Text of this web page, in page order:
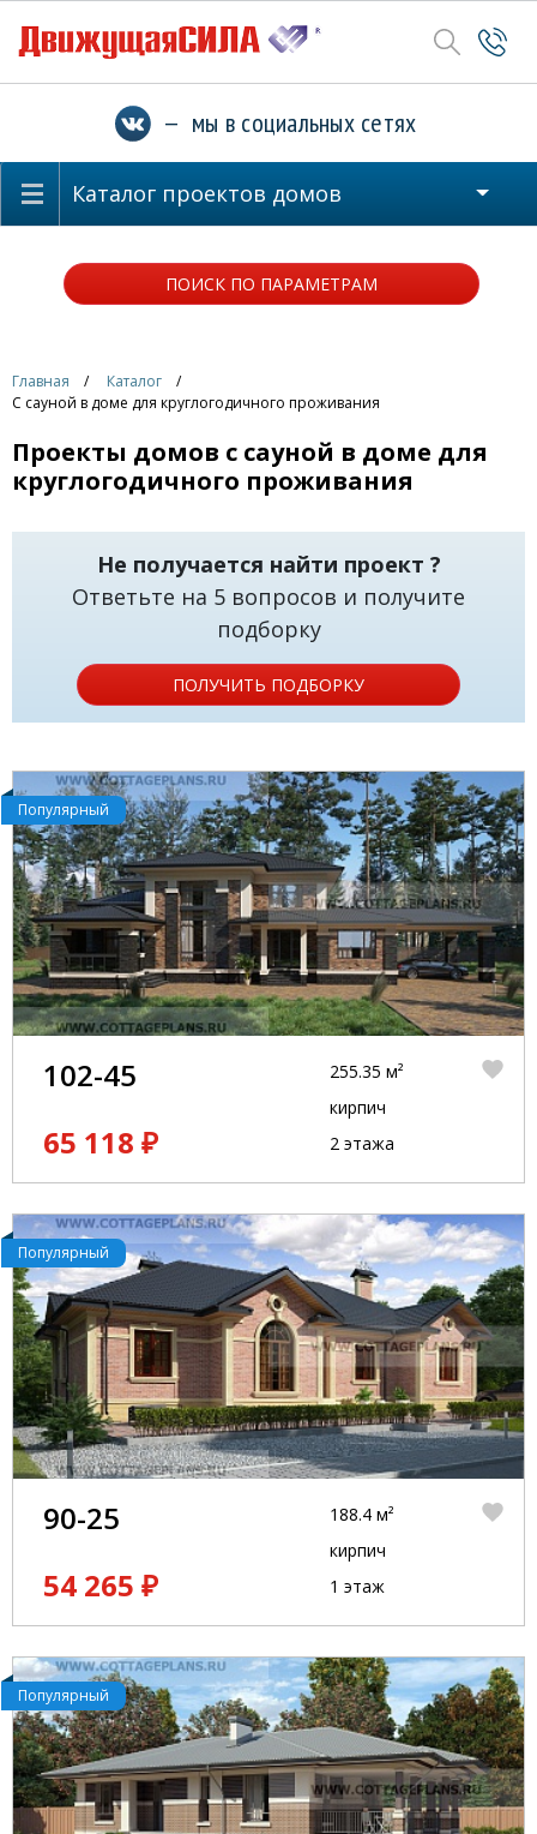
— мы в социальных сетях
Каталог проектов домов
ПОИСК ПО ПАРАМЕТРАМ
Главная
Каталог
С сауной в доме для круглогодичного проживания
Проекты домов с сауной в доме для
круглогодичного проживания
Не получается найти проект ?
Ответьте на 5 вопросов и получите
подборку
ПОЛУЧИТЬ ПОДБОРКУ
Популярный
102-45
65 118 ₽
255.35 м²
кирпич
2 этажа
Популярный
90-25
54 265 ₽
188.4 м²
кирпич
1 этаж
Популярный